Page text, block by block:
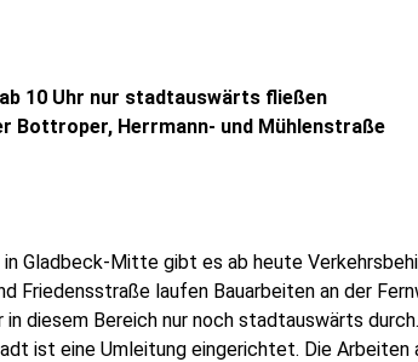
10 Uhr nur stadtauswärts fließen
Bottroper, Herrmann- und Mühlenstraße
Gladbeck-Mitte gibt es ab heute
Friedensstraße laufen Bauarbeiten an der
diesem Bereich nur noch stadtauswärts
ist eine Umleitung eingerichtet. Die Arbeiten